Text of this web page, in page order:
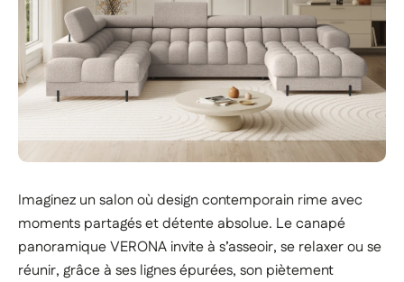
Imaginez un salon où design contemporain rime avec
moments partagés et détente absolue. Le canapé
panoramique VERONA invite à s’asseoir, se relaxer ou se
réunir, grâce à ses lignes épurées, son piètement